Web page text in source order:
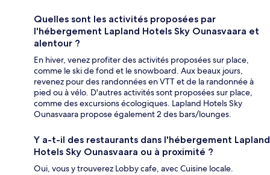
Quelles sont les activités proposées par
l'hébergement Lapland Hotels Sky Ounasvaara et
alentour ?
En hiver, venez profiter des activités proposées sur place,
comme le ski de fond et le snowboard. Aux beaux jours,
revenez pour des randonnées en VTT et de la randonnée à
pied ou à vélo. D'autres activités sont proposées sur place,
comme des excursions écologiques. Lapland Hotels Sky
Ounasvaara propose également 2 des bars/lounges.
Y a-t-il des restaurants dans l'hébergement Lapland
Hotels Sky Ounasvaara ou à proximité ?
Oui, vous y trouverez Lobby cafe, avec Cuisine locale.